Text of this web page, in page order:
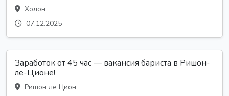
Холон
07.12.2025
Заработок от 45 час — вакансия бариста в Ришон-
ле-Ционе!
Ришон ле Цион